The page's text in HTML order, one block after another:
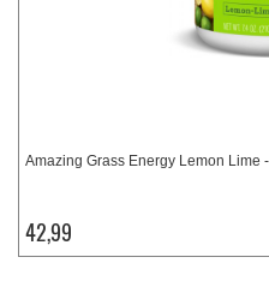
Amazing Grass Energy Lemon Lime
42,99